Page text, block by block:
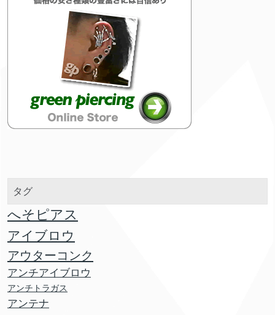
タグ
へそピアス
アイブロウ
アウターコンク
アンチアイブロウ
アンチトラガス
アンテナ